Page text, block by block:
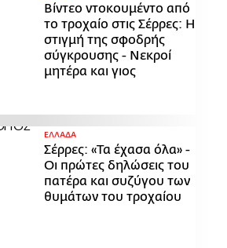
Βίντεο ντοκουμέντο από
το τροχαίο στις Σέρρες: Η
στιγμή της σφοδρής
σύγκρουσης - Νεκροί
μητέρα και γιος
ΕΛΛΑΔΑ
Σέρρες: «Τα έχασα όλα» -
Οι πρώτες δηλώσεις του
πατέρα και συζύγου των
θυμάτων του τροχαίου